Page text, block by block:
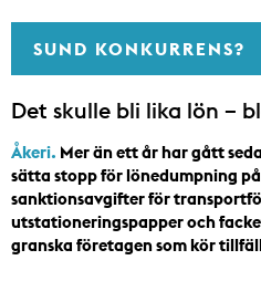
SUND KONKURRENS?
Det skulle bli lika lön –
Åkeri. Mer än ett år har gått
sätta stopp för lönedumpning
sanktionsavgifter för
utstationeringspapper och
granska företagen som kör